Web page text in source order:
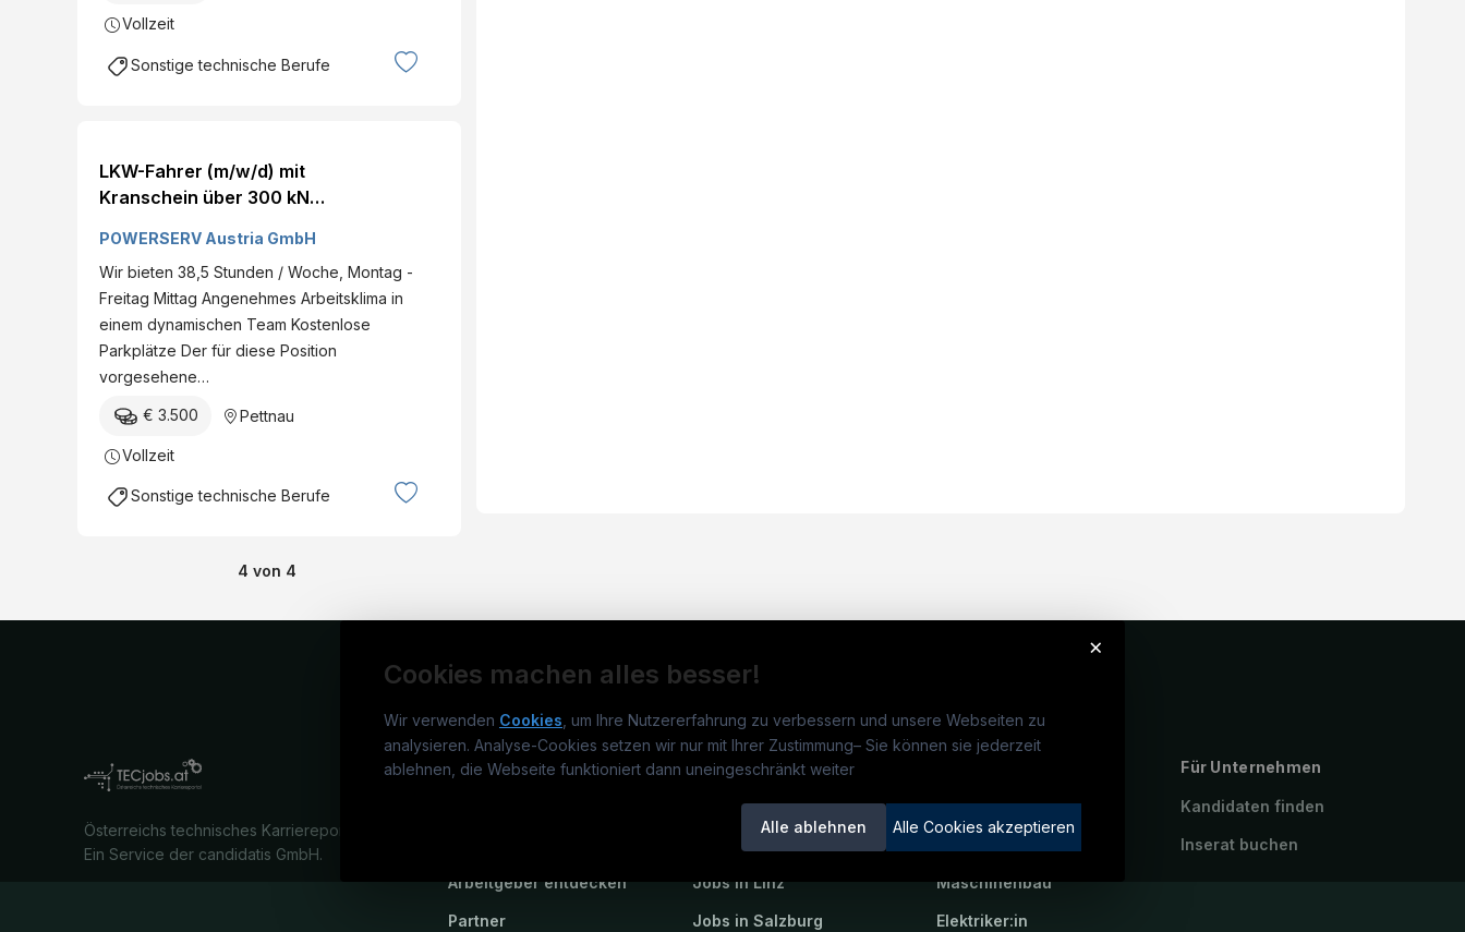
Vollzeit
Sonstige technische Berufe
LKW-Fahrer (m/w/d) mit
Kranschein über 300 kNm
POWERSERV Austria GmbH
Wir bieten 38,5 Stunden / Woche, Montag -
Freitag Mittag Angenehmes Arbeitsklima in
einem dynamischen Team Kostenlose
Parkplätze Der für diese Position
vorgesehene…
€ 3.500 Pettnau
Vollzeit
Sonstige technische Berufe
4 von 4
×
Cookies machen alles besser!
Wir verwenden Cookies , um Ihre Nutzererfahrung zu verbessern und unsere Webseiten zu
analysieren. Analyse-Cookies setzen wir nur mit Ihrer Zustimmung– Sie können sie jederzeit
ablehnen, die Webseite funktioniert dann uneingeschränkt weiter
Alle ablehnen Alle Cookies akzeptieren
Österreichs technisches Karriereportal.
Ein Service der candidatis GmbH.
TECjobs.at
Arbeitgeber entdecken
Partner
Jobs
Jobs in Wien
Jobs in Linz
Jobs in Salzburg
Elektrotechniker:in
Maschinenbau
Elektriker:in
Für Unternehmen
Kandidaten finden
Inserat buchen